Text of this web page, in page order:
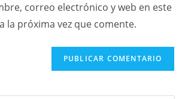
correo electrónico y web en este
la próxima vez que comente.